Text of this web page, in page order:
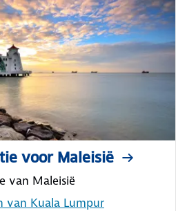
voor Maleisië
van Maleisië
van Kuala Lumpur